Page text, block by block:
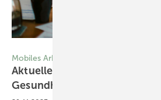
Mobiles Arbeiten
Aktuelles aus dem Arbeits- und
­Gesundheitsschutz